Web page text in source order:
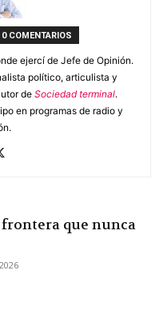
0 COMENTARIOS
ejercí de Jefe de Opinión.
político, articulista y
deSociedad terminal.
en programas de radio y
frontera que nunca